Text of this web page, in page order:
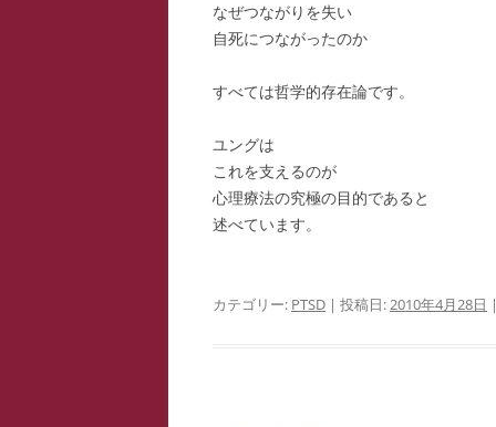
なぜつながりを失い
自死につながったのか
すべては哲学的存在論です。
ユングは
これを支えるのが
心理療法の究極の目的であると
述べています。
カテゴリー: PTSD | 投稿日:2010年4月28日